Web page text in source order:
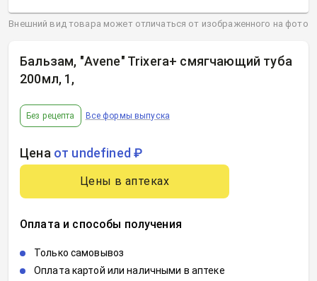
Бальзам, "Avene" Trixera+ смягчающий туба
200мл, 1 ,
Без рецепта Все формы выпуска
Цена от undefined ₽
Цены в аптеках
Оплата и способы получения
Только самовывоз
Оплата картой или наличными в аптеке
Внешний вид товара может отличаться от изображенного на фото